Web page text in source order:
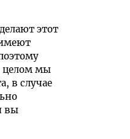
этот
целом мы
в случае
вы